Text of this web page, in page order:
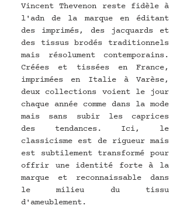
Vincent Thevenon reste fidèle à
l'adn de la marque en éditant
des imprimés, des jacquards et
des tissus brodés traditionnels
mais résolument contemporains.
Créées et tissées en France,
imprimées en Italie à Varèse,
deux collections voient le jour
chaque année comme dans la mode
mais sans subir les caprices
des tendances. Ici, le
classicisme est de rigueur mais
est subtilement transformé pour
offrir une identité forte à la
marque et reconnaissable dans
le milieu du tissu
d'ameublement.